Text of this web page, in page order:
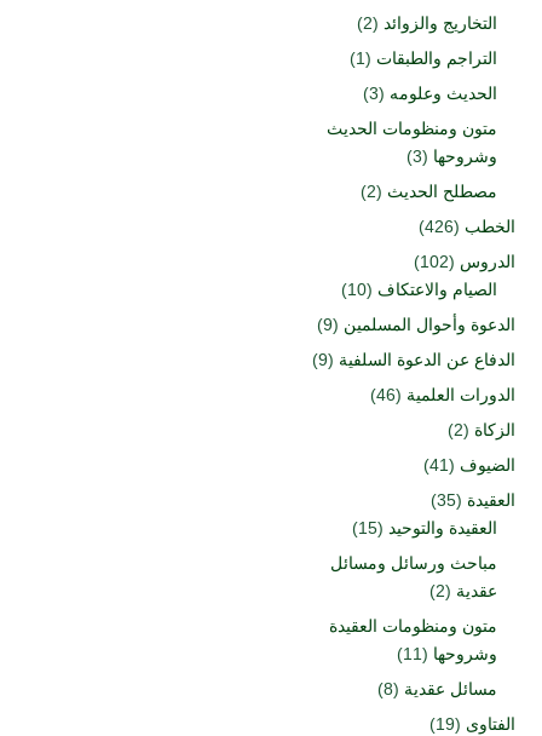
التخاريج والزوائد (2)
التراجم والطبقات (1)
الحديث وعلومه (3)
متون ومنظومات الحديث
وشروحها (3)
مصطلح الحديث (2)
الخطب (426)
الدروس (102)
الصيام والاعتكاف (10)
الدعوة وأحوال المسلمين (9)
الدفاع عن الدعوة السلفية (9)
الدورات العلمية (46)
الزكاة (2)
الضيوف (41)
العقيدة (35)
العقيدة والتوحيد (15)
مباحث ورسائل ومسائل
عقدية (2)
متون ومنظومات العقيدة
وشروحها (11)
مسائل عقدية (8)
الفتاوى (19)